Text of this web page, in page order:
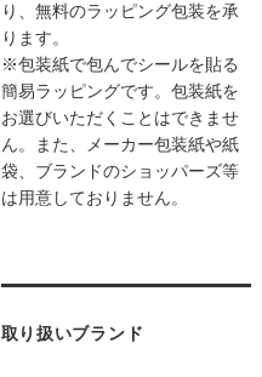
り、無料のラッピング包装を承
ります。
※包装紙で包んでシールを貼る
簡易ラッピングです。包装紙を
お選びいただくことはできませ
ん。また、メーカー包装紙や紙
袋、ブランドのショッパーズ等
は用意しておりません。
取り扱いブランド